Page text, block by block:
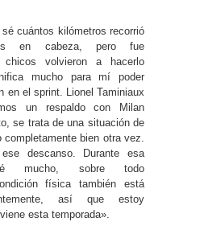
cuántos kilómetros recorrió
en cabeza, pero fue
chicos volvieron a hacerlo
mucho para mí poder
en el sprint. Lionel Taminiaux
un respaldo con Milan
se trata de una situación de
completamente bien otra vez.
descanso. Durante esa
mucho, sobre todo
física también está
así que estoy
esta temporada».